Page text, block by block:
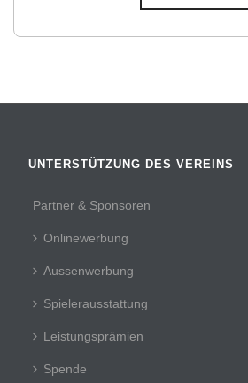
UNTERSTÜTZUNG DES VEREINS
Partner & Sponsoren
Onlinewerbung
Aussenwerbung
Spielerausstattung
Leistungsprämien
Spende